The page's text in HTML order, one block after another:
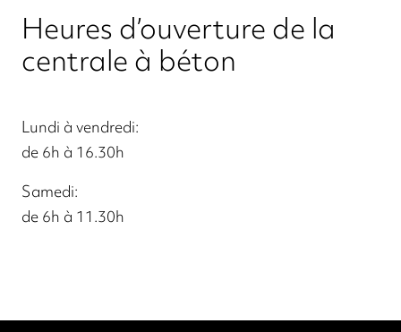
Heures d’ouverture de la
centrale à béton
Lundi à vendredi:
de 6h à 16.30h
Samedi:
de 6h à 11.30h